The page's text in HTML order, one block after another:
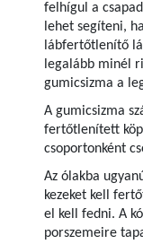
felhígul a
lehet segíteni,
lábfertőtlenítő
legalább minél
gumicsizma a
A gumicsizma
fertőtlenített
csoportonként
Az ólakba
kezeket kell
el kell fedni. A
porszemeire